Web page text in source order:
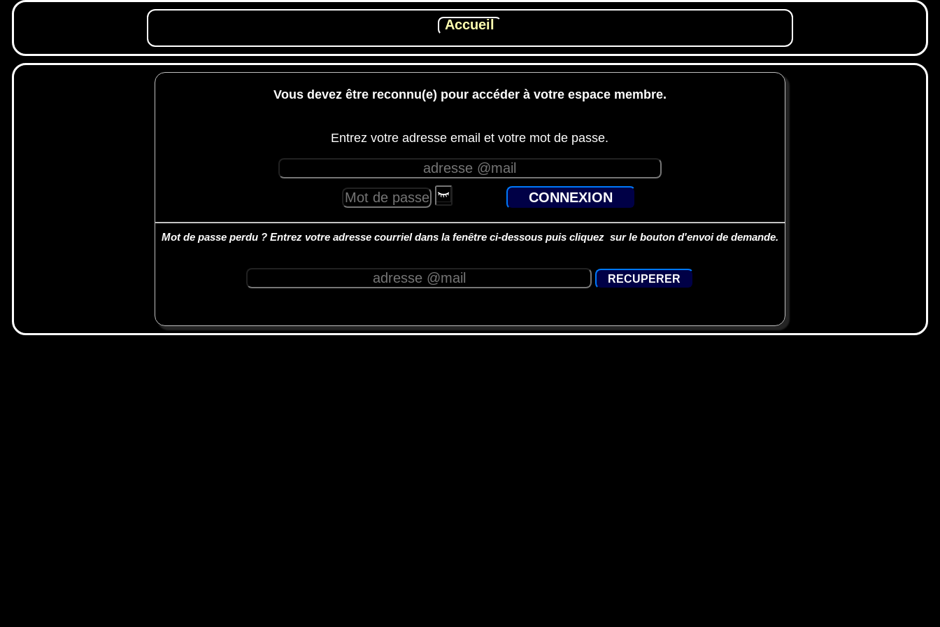
Vous devez être reconnu(e) pour accéder à votre espace membre.
Entrez votre adresse email et votre mot de passe.
Mot de passe perdu ? Entrez votre adresse courriel dans la fenêtre ci-dessous puis cliquez sur le bouton d'envoi de demande.